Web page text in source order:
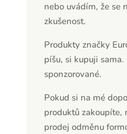
nebo uvádím, že se
zkušenost.
Produkty značky
píšu, si kupuji
sponzorované.
Pokud si na mé
produktů zakoupíte,
prodej odměnu